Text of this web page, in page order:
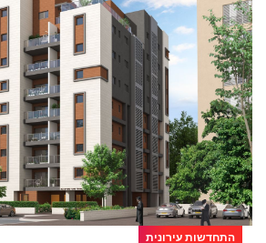
התחדשות עירונית